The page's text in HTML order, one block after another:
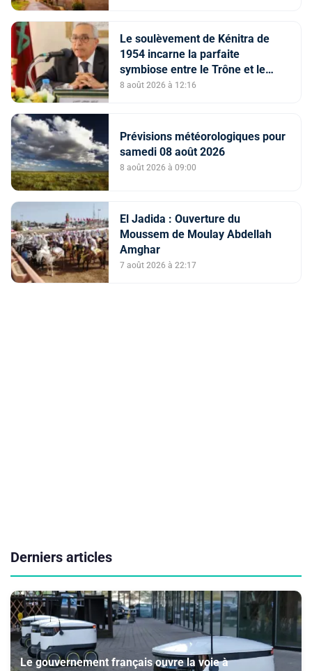
Le soulèvement de Kénitra de
1954 incarne la parfaite
symbiose entre le Trône et le
peuple et l’unité de volonté et de
8 août 2026 à 12:16
Prévisions météorologiques pour
samedi 08 août 2026
8 août 2026 à 09:00
El Jadida : Ouverture du
Moussem de Moulay Abdellah
Amghar
7 août 2026 à 22:17
Derniers articles
Le gouvernement français ouvre la voie à